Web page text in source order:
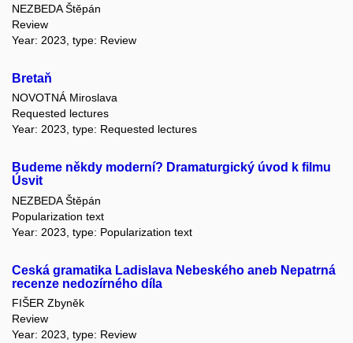
NEZBEDA Štěpán
Review
Year: 2023, type: Review
Bretaň
NOVOTNÁ Miroslava
Requested lectures
Year: 2023, type: Requested lectures
Budeme někdy moderní? Dramaturgický úvod k filmu
Úsvit
NEZBEDA Štěpán
Popularization text
Year: 2023, type: Popularization text
Ceská gramatika Ladislava Nebeského aneb Nepatrná
recenze nedozírného díla
FIŠER Zbyněk
Review
Year: 2023, type: Review